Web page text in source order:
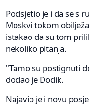
Podsjetio je i da se s
Moskvi tokom
istakao da su tom
nekoliko pitanja.
"Tamo su postignuti
dodao je Dodik.
Najavio je i novu